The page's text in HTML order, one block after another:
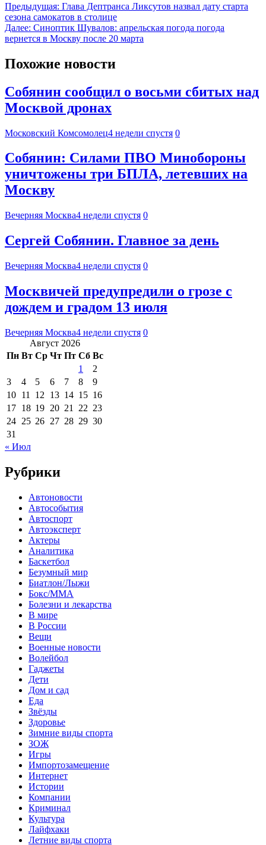
Предыдущая: Глава Дептранса Ликсутов назвал дату старта
сезона самокатов в столице
Далее: Синоптик Шувалов: апрельская погода погода
вернется в Москву после 20 марта
Похожие новости
Собянин сообщил о восьми сбитых над
Москвой дронах
Московский Комсомолец4 недели спустя 0
Собянин: Силами ПВО Минобороны
уничтожены три БПЛА, летевших на
Москву
Вечерняя Москва4 недели спустя 0
Сергей Собянин. Главное за день
Вечерняя Москва4 недели спустя 0
Москвичей предупредили о грозе с
дождем и градом 13 июля
Вечерняя Москва4 недели спустя 0
Август 2026
Пн Вт Ср Чт Пт Сб Вс
1
2
3
4 5 6 7 8
9
10 11 12 13 14 15 16
17 18 19 20 21 22 23
24 25 26 27 28 29 30
31
« Июл
Рубрики
Автоновости
Автособытия
Автоспорт
Автоэксперт
Актеры
Аналитика
Баскетбол
Безумный мир
Биатлон/Лыжи
Бокс/MMA
Болезни и лекарства
В мире
В России
Вещи
Военные новости
Волейбол
Гаджеты
Дети
Дом и сад
Еда
Звёзды
Здоровье
Зимние виды спорта
ЗОЖ
Игры
Импортозамещение
Интернет
Истории
Компании
Криминал
Культура
Лайфхаки
Летние виды спорта